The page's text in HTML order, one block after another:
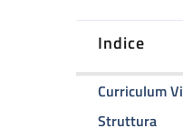
Indice
Curriculum
Struttura